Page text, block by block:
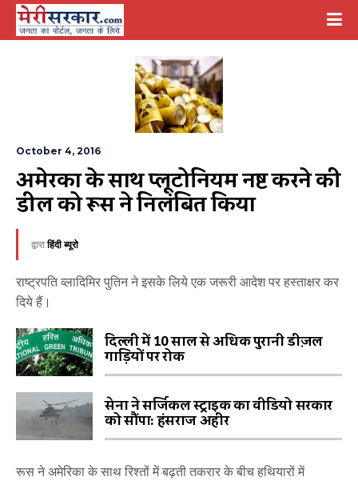
October 4, 2016
अमेरिका के साथ प्लूटोनियम नष्ट करने की
डील को रूस ने निलंबित किया
द्वाराहिंदी ब्यूरो
राष्ट्रपति व्लादिमिर पुतिन ने इसके लिये एक जरूरी आदेश पर हस्ताक्षर कर
दिये हैं।
दिल्ली में 10 साल से अधिक पुरानी डीज़ल
गाड़ियों पर रोक
सेना ने सर्जिकल स्ट्राइक का वीडियो सरकार
को सौंपा: हंसराज अहीर
रूस ने अमेरिका के साथ रिश्तों में बढ़ती तकरार के बीच हथियारों में